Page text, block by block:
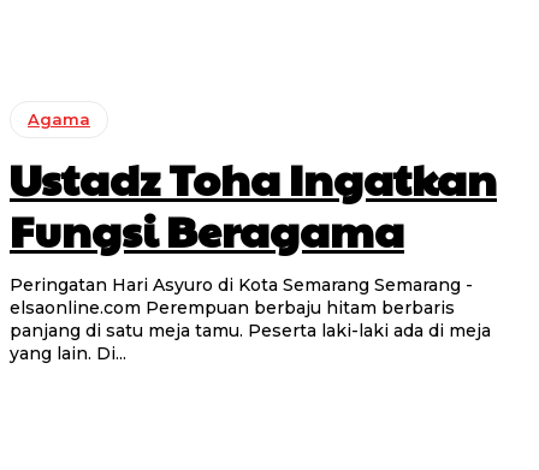
Agama
Ustadz Toha Ingatkan
Fungsi Beragama
Peringatan Hari Asyuro di Kota Semarang Semarang -
elsaonline.com Perempuan berbaju hitam berbaris
panjang di satu meja tamu. Peserta laki-laki ada di meja
yang lain. Di...